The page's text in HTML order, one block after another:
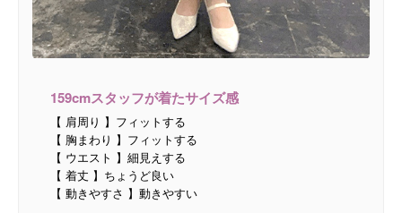
159cmスタッフが着たサイズ感
【 肩周り 】フィットする
【 胸まわり 】フィットする
【 ウエスト 】細見えする
【 着丈 】ちょうど良い
【 動きやすさ 】動きやすい